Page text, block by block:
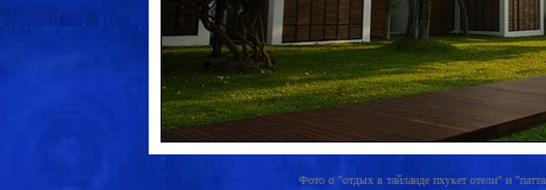
Фото о "отдых в тайланде пхукет отели" и